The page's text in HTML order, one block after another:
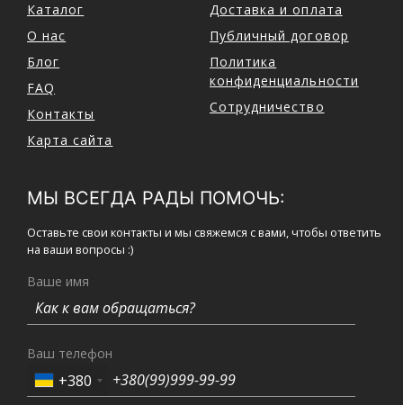
Каталог
О нас
Блог
FAQ
Контакты
Карта сайта
Доставка и оплата
Публичный договор
Политика
конфиденциальности
Сотрудничество
МЫ ВСЕГДА РАДЫ ПОМОЧЬ:
Оставьте свои контакты и мы свяжемся с вами, чтобы ответить
на ваши вопросы :)
Ваше имя
Ваш телефон
+380